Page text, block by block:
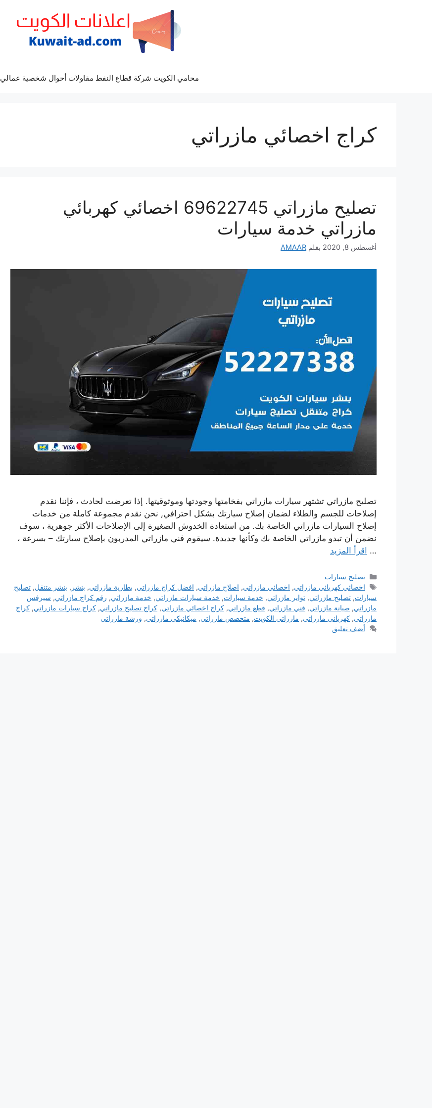
محامي الكويت شركة قطاع النفط مقاولات أحوال شخصية عمالي
كراج اخصائي مازراتي
تصليح مازراتي 69622745 اخصائي كهربائي
مازراتي خدمة سيارات
أغسطس 8, 2020 بقلم AMAAR
تصليح مازراتي تشتهر سيارات مازراتي بفخامتها وجودتها وموثوقيتها. إذا تعرضت لحادث ، فإننا نقدم
إصلاحات للجسم والطلاء لضمان إصلاح سيارتك بشكل احترافي, نحن نقدم مجموعة كاملة من خدمات
إصلاح السيارات مازراتي الخاصة بك. من استعادة الخدوش الصغيرة إلى الإصلاحات الأكثر جوهرية ، سوف
نضمن أن تبدو مازراتي الخاصة بك وكأنها جديدة. سيقوم فني مازراتي المدربون بإصلاح سيارتك – بسرعة ،
… اقرأ المزيد
التصنيفات
تصليح سيارات
الوسوم
اخصائي كهربائي مازراتي, اخصائي مازراتي, اصلاح مازراتي, افضل كراج مازراتي, بطارية مازراتي, بنشر , بنشر متنقل,تصليح
سيارات, تصليح مازراتي, تواير مازراتي, خدمة سيارات, خدمة سيارات مازراتي, خدمة مازراتي, رقم كراج مازراتي, سيرفس
مازراتي, صيانة مازراتي, فني مازراتي, قطع مازراتي, كراج اخصائي مازراتي, كراج تصليح مازراتي, كراج سيارات مازراتي, كراج
مازراتي, كهربائي مازراتي, مازراتي الكويت, متخصص مازراتي, ميكانيكي مازراتي, ورشة مازراتي
أضف تعليق